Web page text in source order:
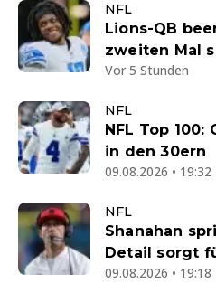
NFL
Lions-QB
zweiten Mal
Vor 5 Stunden
NFL
NFL Top
in den 30ern
09.08.2026 • 19:32
NFL
Shanahan
Detail sorgt
09.08.2026 • 19:18